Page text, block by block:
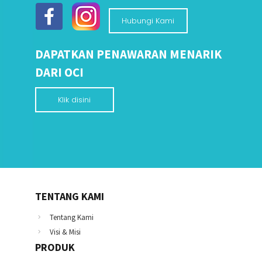
Hubungi Kami
DAPATKAN PENAWARAN MENARIK
DARI OCI
Klik disini
TENTANG KAMI
Tentang Kami
Visi & Misi
PRODUK